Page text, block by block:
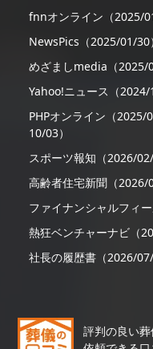
fnnオンライン（2025/
NewsPics（2025/01/30）
めざましmedia（2025/
Yahoo!ニュース（
PHPオンライン（
10/03）
スポーツ報知（2026/02/
高齢者住宅新聞（2026/
ファイナンシャルフィ
熱狂ベンチャーナビ（
社長の履歴書（2026/07/
評判の良い